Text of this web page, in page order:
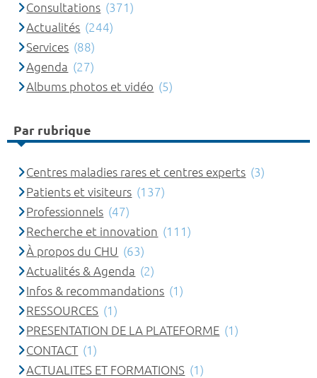
Consultations (371)
Actualités (244)
Services (88)
Agenda (27)
Albums photos et vidéo (5)
Par rubrique
Centres maladies rares et centres experts (3)
Patients et visiteurs (137)
Professionnels (47)
Recherche et innovation (111)
À propos du CHU (63)
Actualités & Agenda (2)
Infos & recommandations (1)
RESSOURCES (1)
PRESENTATION DE LA PLATEFORME (1)
CONTACT (1)
ACTUALITES ET FORMATIONS (1)